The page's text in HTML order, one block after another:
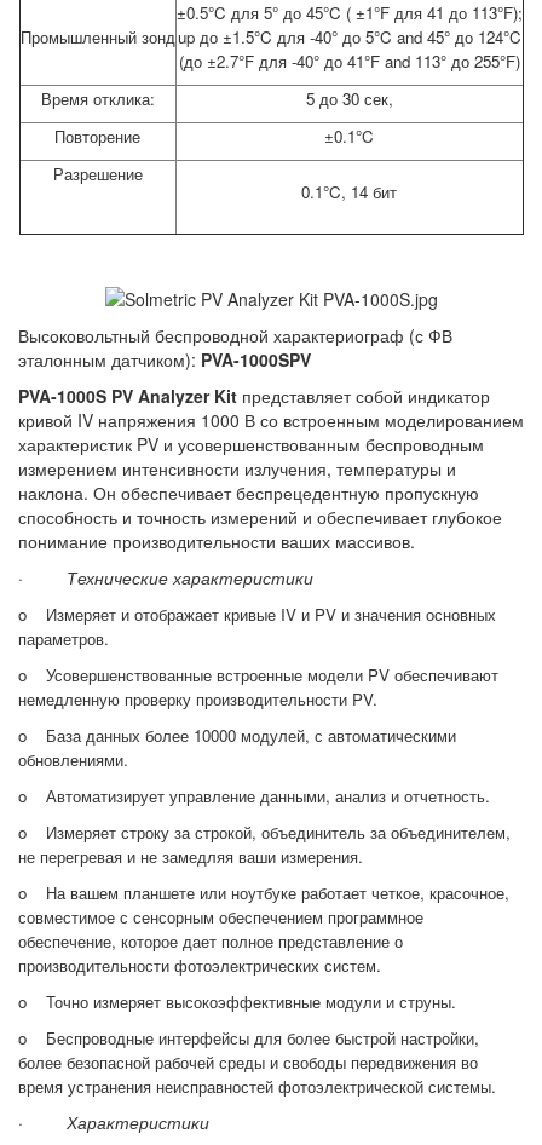
Промышленный зонд
±0.5°C для 5° до 45°C ( ±1°F для 41 до 113°F);
up до ±1.5°C для -40° до 5°C and 45° до 124°C
(до ±2.7°F для -40° до 41°F and 113° до 255°F)
Время отклика:
5 до 30 сек,
Повторение
±0.1°C
Разрешение
0.1°C, 14 бит
Высоковольтный беспроводной характериограф (с ФВ
эталонным датчиком): PVA-1000SPV
PVA-1000S PV Analyzer Kit представляет собой индикатор
кривой IV напряжения 1000 В со встроенным моделированием
характеристик PV и усовершенствованным беспроводным
измерением интенсивности излучения, температуры и
наклона. Он обеспечивает беспрецедентную пропускную
способность и точность измерений и обеспечивает глубокое
понимание производительности ваших массивов.
· Технические характеристики
o Измеряет и отображает кривые IV и PV и значения основных
параметров.
o Усовершенствованные встроенные модели PV обеспечивают
немедленную проверку производительности PV.
o База данных более 10000 модулей, с автоматическими
обновлениями.
o Автоматизирует управление данными, анализ и отчетность.
o Измеряет строку за строкой, объединитель за объединителем,
не перегревая и не замедляя ваши измерения.
o На вашем планшете или ноутбуке работает четкое, красочное,
совместимое с сенсорным обеспечением программное
обеспечение, которое дает полное представление о
производительности фотоэлектрических систем.
o Точно измеряет высокоэффективные модули и струны.
o Беспроводные интерфейсы для более быстрой настройки,
более безопасной рабочей среды и свободы передвижения во
время устранения неисправностей фотоэлектрической системы.
· Характеристики